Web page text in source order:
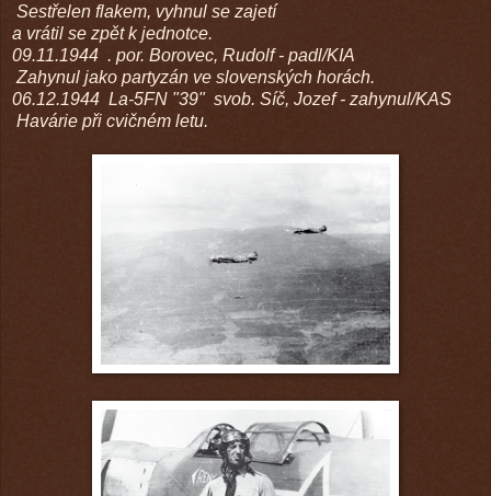
Sestřelen flakem, vyhnul se zajetí
a vrátil se zpět k jednotce.
09.11.1944 . por. Borovec, Rudolf - padl/KIA
Zahynul jako partyzán ve slovenských horách.
06.12.1944 La-5FN "39" svob. Síč, Jozef - zahynul/KAS
Havárie při cvičném letu.